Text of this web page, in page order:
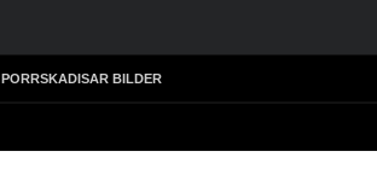
PORRSKADISAR BILDER